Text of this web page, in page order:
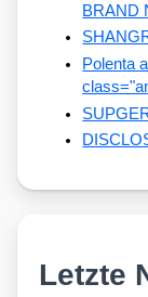
BRAND
Polenta
Letzte